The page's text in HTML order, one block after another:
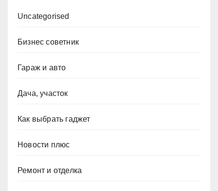
Uncategorised
Бизнес советник
Гараж и авто
Дача, участок
Как выбрать гаджет
Новости плюс
Ремонт и отделка